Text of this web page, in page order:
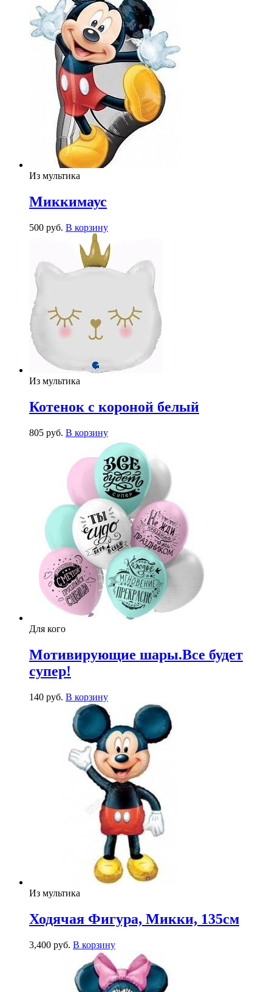
Из мультика
Миккимаус
500 руб. В корзину
Из мультика
Котенок с короной белый
805 руб. В корзину
Для кого
Мотивирующие шары.Все будет
супер!
140 руб. В корзину
Из мультика
Ходячая Фигура, Микки, 135см
3,400 руб. В корзину